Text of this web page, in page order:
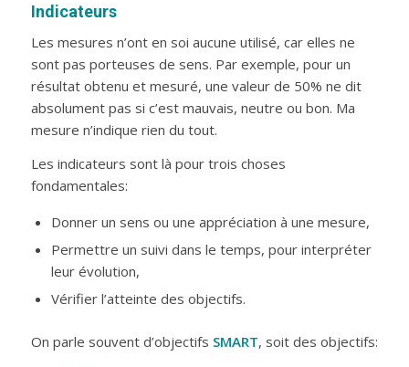
Indicateurs
Les mesures n’ont en soi aucune utilisé, car elles ne
sont pas porteuses de sens. Par exemple, pour un
résultat obtenu et mesuré, une valeur de 50% ne dit
absolument pas si c’est mauvais, neutre ou bon. Ma
mesure n’indique rien du tout.
Les indicateurs sont là pour trois choses
fondamentales:
Donner un sens ou une appréciation à une mesure,
Permettre un suivi dans le temps, pour interpréter
leur évolution,
Vérifier l’atteinte des objectifs.
On parle souvent d’objectifs SMART, soit des objectifs: